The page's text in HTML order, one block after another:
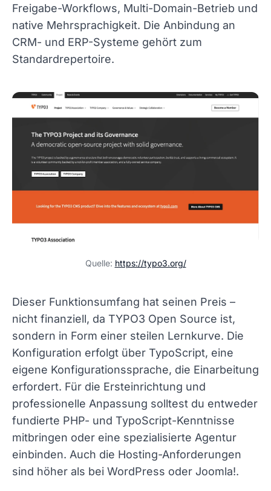
Freigabe-Workflows, Multi-Domain-Betrieb und
native Mehrsprachigkeit. Die Anbindung an
CRM- und ERP-Systeme gehört zum
Standardrepertoire.
Quelle: https://typo3.org/
Dieser Funktionsumfang hat seinen Preis –
nicht finanziell, da TYPO3 Open Source ist,
sondern in Form einer steilen Lernkurve. Die
Konfiguration erfolgt über TypoScript, eine
eigene Konfigurationssprache, die Einarbeitung
erfordert. Für die Ersteinrichtung und
professionelle Anpassung solltest du entweder
fundierte PHP- und TypoScript-Kenntnisse
mitbringen oder eine spezialisierte Agentur
einbinden. Auch die Hosting-Anforderungen
sind höher als bei WordPress oder Joomla!.